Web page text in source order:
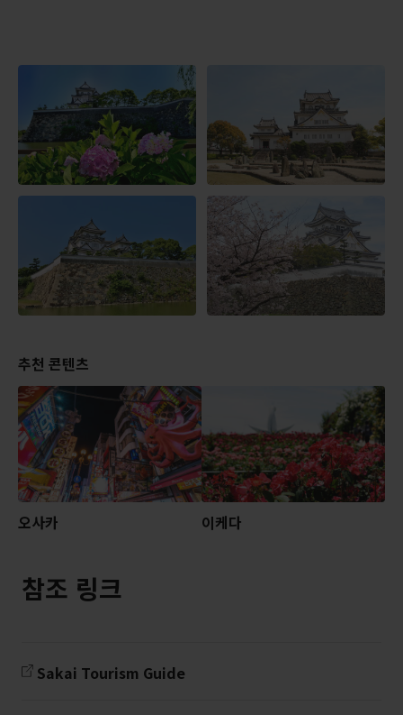
추천 콘텐츠
오사카 이케다
참조 링크
Sakai Tourism Guide